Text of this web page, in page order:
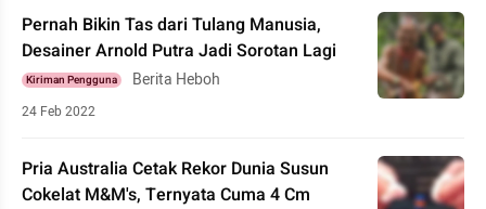
Pernah Bikin Tas dari Tulang Manusia,
Desainer Arnold Putra Jadi Sorotan Lagi
Kiriman Pengguna Berita Heboh
24 Feb 2022
Pria Australia Cetak Rekor Dunia Susun
Cokelat M&M's, Ternyata Cuma 4 Cm